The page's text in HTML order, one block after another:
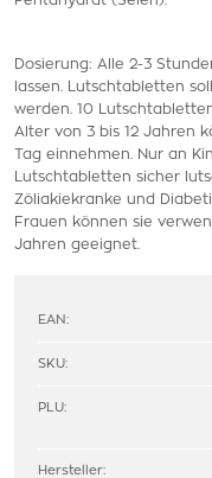
Dosierung: Alle 2-3
lassen. Lutschtabletten
werden. 10
Alter von 3 bis 12 Jahren
Tag einnehmen. Nur an
Lutschtabletten sicher
Zöliakiekranke und
Frauen können sie
Jahren geeignet.
EAN:
SKU:
PLU:
Hersteller: